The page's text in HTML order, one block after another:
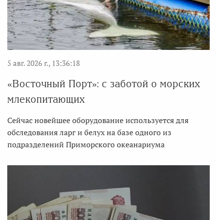
5 авг. 2026 г., 13:36:18
«Восточный Порт»: с заботой о морских
млекопитающих
Сейчас новейшее оборудование используется для
обследования ларг и белух на базе одного из
подразделений Приморского океанариума